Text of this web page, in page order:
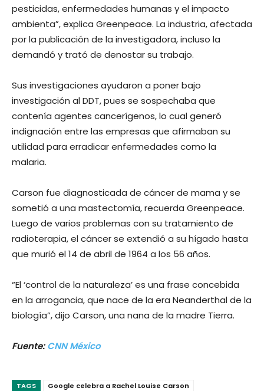
pesticidas, enfermedades humanas y el impacto
ambienta”, explica Greenpeace. La industria, afectada
por la publicación de la investigadora, incluso la
demandó y trató de denostar su trabajo.
Sus investigaciones ayudaron a poner bajo
investigación al DDT, pues se sospechaba que
contenía agentes cancerígenos, lo cual generó
indignación entre las empresas que afirmaban su
utilidad para erradicar enfermedades como la
malaria.
Carson fue diagnosticada de cáncer de mama y se
sometió a una mastectomía, recuerda Greenpeace.
Luego de varios problemas con su tratamiento de
radioterapia, el cáncer se extendió a su hígado hasta
que murió el 14 de abril de 1964 a los 56 años.
“El ‘control de la naturaleza’ es una frase concebida
en la arrogancia, que nace de la era Neanderthal de la
biología”, dijo Carson, una nana de la madre Tierra.
Fuente:CNN México
TAGS Google celebra a Rachel Louise Carson